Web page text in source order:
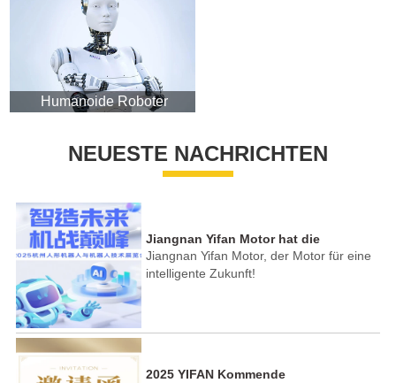
Humanoide Roboter
NEUESTE NACHRICHTEN
Jiangnan Yifan Motor hat die
Hangzhou Humanoid Robot Exhibition
erfolgreich abgeschlossen!
Jiangnan Yifan Motor, der Motor für eine
intelligente Zukunft!
2025 YIFAN Kommende